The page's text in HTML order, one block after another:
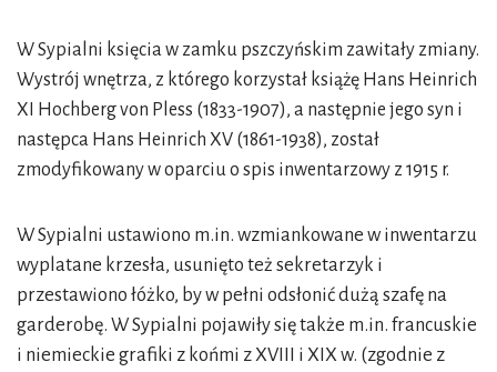
W Sypialni księcia w zamku pszczyńskim zawitały zmiany.
Wystrój wnętrza, z którego korzystał książę Hans Heinrich
XI Hochberg von Pless (1833-1907), a następnie jego syn i
następca Hans Heinrich XV (1861-1938), został
zmodyfikowany w oparciu o spis inwentarzowy z 1915 r.
W Sypialni ustawiono m.in. wzmiankowane w inwentarzu
wyplatane krzesła, usunięto też sekretarzyk i
przestawiono łóżko, by w pełni odsłonić dużą szafę na
garderobę. W Sypialni pojawiły się także m.in. francuskie
i niemieckie grafiki z końmi z XVIII i XIX w. (zgodnie z